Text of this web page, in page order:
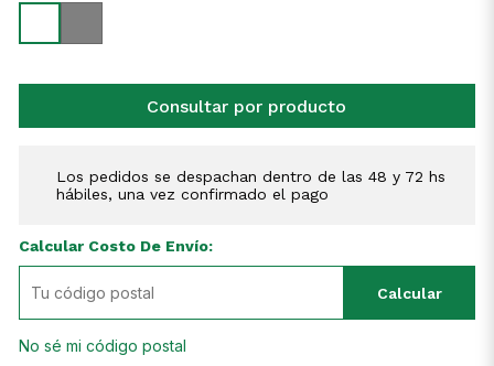
Consultar por producto
Los pedidos se despachan dentro de las 48 y 72 hs
hábiles, una vez confirmado el pago
Calcular Costo De Envío:
Calcular
No sé mi código postal